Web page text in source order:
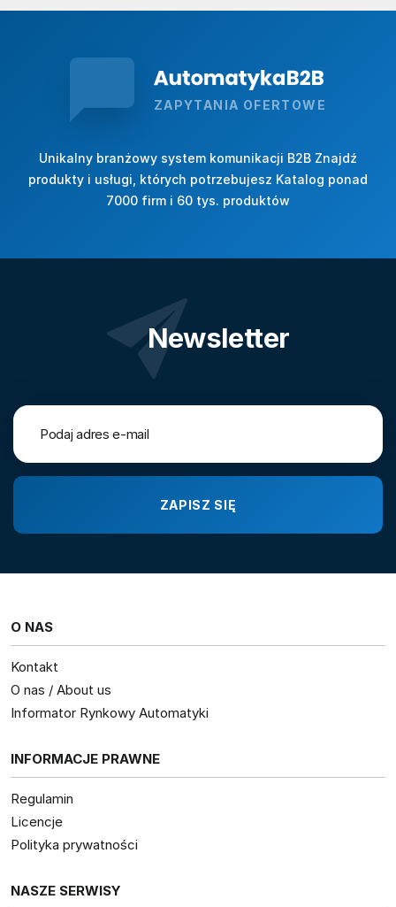
ZAPYTANIA OFERTOWE
Unikalny branżowy system komunikacji B2B Znajdź
produkty i usługi, których potrzebujesz Katalog ponad
7000 firm i 60 tys. produktów
Newsletter
O NAS
Kontakt
O nas / About us
Informator Rynkowy Automatyki
INFORMACJE PRAWNE
Regulamin
Licencje
Polityka prywatności
NASZE SERWISY